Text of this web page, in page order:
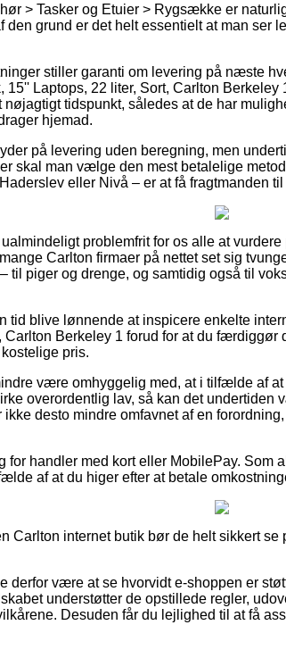
> Tasker og Etuier > Rygsække er
den grund er det helt essentielt at man
stiller garanti om levering på næste
Laptops, 22 liter, Sort, Carlton Berkeley
nøjagtigt tidspunkt, således at de har
hjemad.
på levering uden beregning, men
skal man vælge den mest betalelige
eller Nivå – er at få fragtmanden
problemfrit for os alle at
Carlton firmaer på nettet set sig
til piger og drenge, og samtidig også til
tid blive lønnende at inspicere enkelte
Carlton Berkeley 1 forud for at du
pris.
være omhyggelig med, at i tilfælde af
overordentlig lav, så kan det undertiden
ikke desto mindre omfavnet af en
for handler med kort eller MobilePay. Som
af at du higer efter at betale
Carlton internet butik bør de helt sikkert
derfor være at se hvorvidt e-shoppen er
understøtter de opstillede regler,
Desuden får du lejlighed til at få